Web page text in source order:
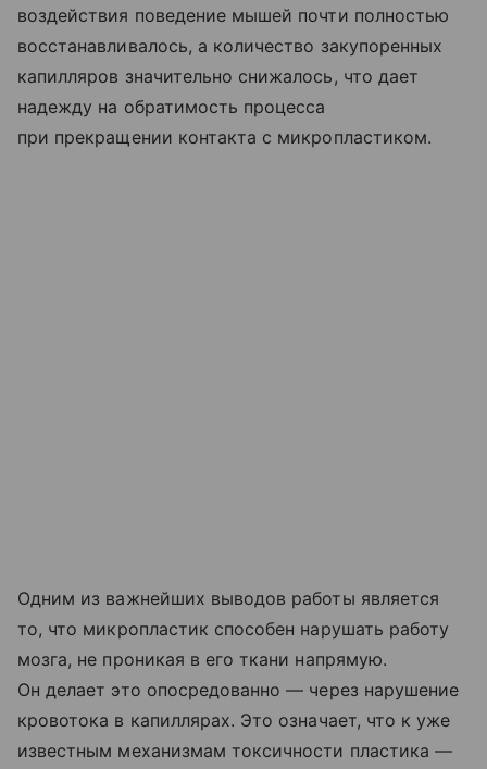
воздействия поведение мышей почти полностью
восстанавливалось, а количество закупоренных
капилляров значительно снижалось, что дает
надежду на обратимость процесса
при прекращении контакта с микропластиком.
Одним из важнейших выводов работы является
то, что микропластик способен нарушать работу
мозга, не проникая в его ткани напрямую.
Он делает это опосредованно — через нарушение
кровотока в капиллярах. Это означает, что к уже
известным механизмам токсичности пластика —